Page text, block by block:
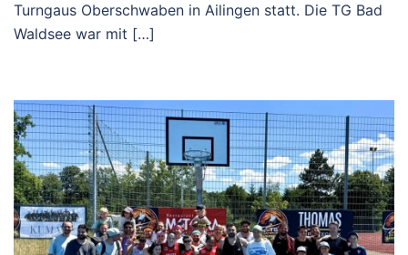
Turngaus Oberschwaben in Ailingen statt. Die TG Bad
Waldsee war mit […]